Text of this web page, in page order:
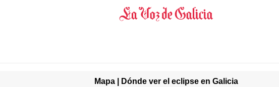
Mapa | Dónde ver el eclipse en Galicia